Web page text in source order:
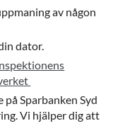
av någon
dator.
Sparbanken Syd
Vi hjälper dig att